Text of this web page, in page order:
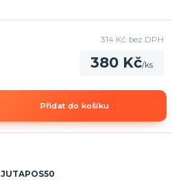
380 Kč/ks
314 Kč bez DPH
Přidat do košíku
JUTAPOS50